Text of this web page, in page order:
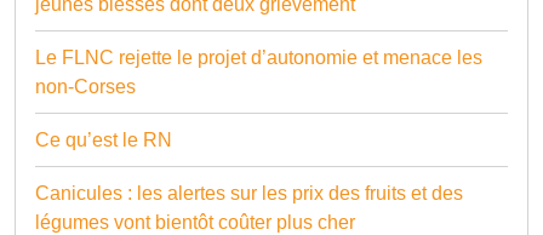
Le FLNC rejette le projet d’autonomie et menace les
non-Corses
Ce qu’est le RN
Canicules : les alertes sur les prix des fruits et des
légumes vont bientôt coûter plus cher